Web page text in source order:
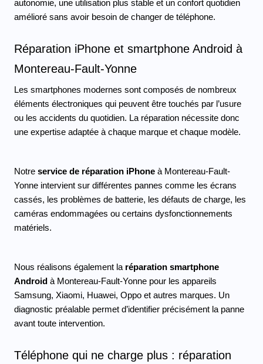
autonomie, une utilisation plus stable et un confort quotidien
amélioré sans avoir besoin de changer de téléphone.
Réparation iPhone et smartphone Android à
Montereau-Fault-Yonne
Les smartphones modernes sont composés de nombreux
éléments électroniques qui peuvent être touchés par l’usure
ou les accidents du quotidien. La réparation nécessite donc
une expertise adaptée à chaque marque et chaque modèle.
Notre service de réparation iPhone à Montereau-Fault-
Yonne intervient sur différentes pannes comme les écrans
cassés, les problèmes de batterie, les défauts de charge, les
caméras endommagées ou certains dysfonctionnements
matériels.
Nous réalisons également la réparation smartphone
Android à Montereau-Fault-Yonne pour les appareils
Samsung, Xiaomi, Huawei, Oppo et autres marques. Un
diagnostic préalable permet d’identifier précisément la panne
avant toute intervention.
Téléphone qui ne charge plus : réparation